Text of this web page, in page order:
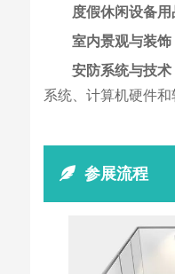
度假休闲设备用
室内景观与装饰
安防系统与技术
系统、计算机硬件和
参展流程